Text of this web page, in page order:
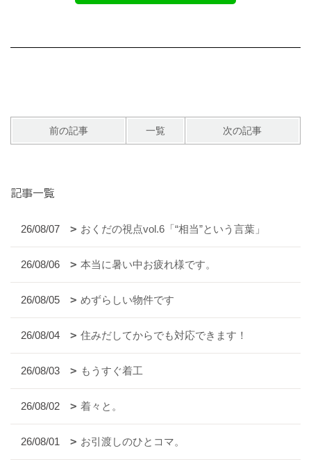
前の記事 一覧 次の記事
記事一覧
26/08/07 おくだの視点vol.6「“相当”という言葉」
26/08/06 本当に暑い中お疲れ様です。
26/08/05 めずらしい物件です
26/08/04 住みだしてからでも対応できます！
26/08/03 もうすぐ着工
26/08/02 着々と。
26/08/01 お引渡しのひとコマ。